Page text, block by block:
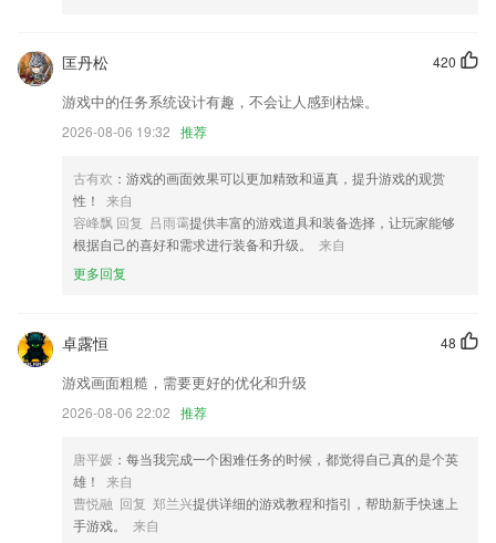
优化一些细节体验！
优化产品体验，新增词条审核结果push功能
优化恢复搜索图片算法。
多组织架构，便于集团企业的业务管控
新增企业功能，可以方便订阅企业推送信息
联系我们
以上就是全民智投从哪里下载的介绍，如果您喜欢这款软件，您可以到应
用商店进行打分评论，说出您的使用经历，以帮助我们更好的对产品进行
420
匡丹松
游戏中的任务系统设计有趣，不会让人感到枯燥。
2026-08-06 19:32 推荐
古有欢 ：游戏的画面效果可以更加精致和逼真，提升游戏的观赏
性！
来自
容峰飘 回复 吕雨霭提供丰富的游戏道具和装备选择，让玩家能够
根据自己的喜好和需求进行装备和升级。
来自
更多回复
48
卓露恒
游戏画面粗糙，需要更好的优化和升级
2026-08-06 22:02 推荐
唐平媛 ：每当我完成一个困难任务的时候，都觉得自己真的是个英
雄！
来自
曹悦融 回复 郑兰兴提供详细的游戏教程和指引，帮助新手快速上
手游戏。
来自